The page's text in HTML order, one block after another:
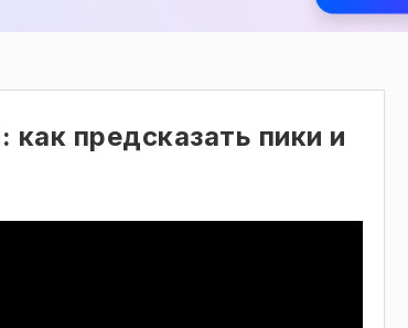
как предсказать пики и